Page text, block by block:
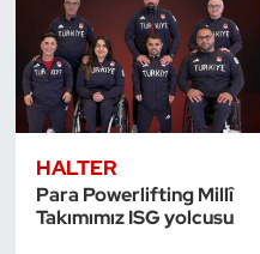
HALTER
Para Powerlifting Millî
Takımımız ISG yolcusu
Buz Pateni
Çim Hokeyi
Cimnastik
Curling